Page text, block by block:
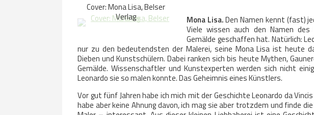
Cover: Mona Lisa, Belser
Verlag
Mona Lisa.Den Namen kennt (fast)
Viele wissen auch den Namen
Gemälde geschaffen hat. Natürlich:
nur zu den bedeutendsten der Malerei, seine Mona Lisa ist heute
Dieben und Kunstschülern. Dabei ranken sich bis heute Mythen,
Gemälde. Wissenschaftler und Kunstexperten werden sich nicht
Leonardo sie so malen konnte. Das Geheimnis eines Künstlers.
Vor gut fünf Jahren habe ich mich mit der Geschichte Leonardo da
habe aber keine Ahnung davon, ich mag sie aber trotzdem und finde